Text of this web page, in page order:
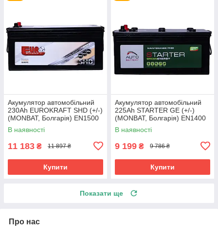
Акумулятор автомобільний
230Ah EUROKRAFT SHD (+/-)
(MONBAT, Болгарія) EN1500
514x276x242
В наявності
11 183 ₴ 11 897 ₴
Купити
Акумулятор автомобільний
225Ah STARTER GE (+/-)
(MONBAT, Болгарія) EN1400
514x276x242
В наявності
9 199 ₴ 9 786 ₴
Купити
Показати ще
Про нас